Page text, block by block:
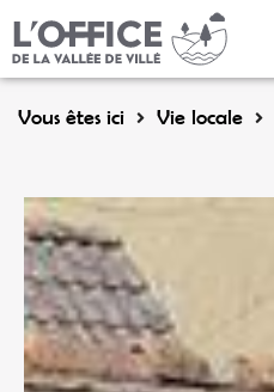
Vous êtes ici Vie locale
Panneau de gestion des cookies